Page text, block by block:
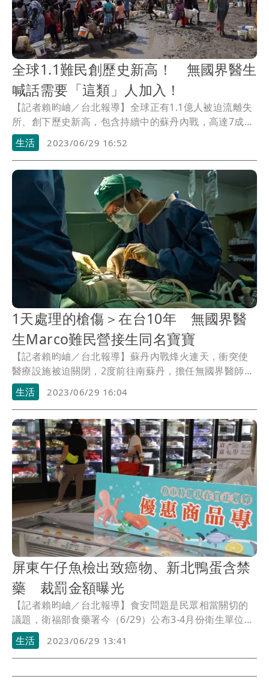
全球1.1難民創歷史新高！ 無國界醫生
喊話需要「這類」人加入！
【記者賴昀岫／台北報導】全球正有1.1億人被迫流離失
所、創下歷史新高，包含持續中的蘇丹內戰，高達7成醫
療建築在衝突中被破壞，就醫的患者中逾半數為槍傷，
而孟加拉的羅興亞難民議題也尚未解決，無國界醫生
（MSF）前往前線提供兒科、營養不良和孕產婦醫療服
務，並開設行動診所，為流離失所者提供醫療和水利衛
生服務。
生活 2023/06/29 16:52
1天處理的槍傷＞在台10年 無國界醫
生Marco難民營接生同名寶寶
【記者賴昀岫／台北報導】蘇丹內戰烽火連天，衝突使
醫療設施被迫關閉，2度前往南蘇丹，擔任無國界醫師的
小兒外科與傷科醫師夏肇聰（Marco）說，在那裡1天經
手的槍傷個案，在台灣10年都沒這麼多；也因為他是難
民營中唯一的外科醫師，除要24小時待命外，還要能急
中生智想克服設備的限制，而他也曾替1名難產的婦女接
生，產婦告訴他，「因為是你用你的手把小孩帶到這個
世界上的」，所以也將孩子取名為「Marco」。
生活 2023/06/29 16:04
屏東午仔魚檢出致癌物、新北鴨蛋含禁
藥 裁罰金額曝光
【記者賴昀岫／台北報導】食安問題是民眾相當關切的
議題，衛福部食藥署今（6/29）公布3-4月份衛生單位檢
測禽畜水產品藥物殘留結果，其中屏東縣衛生局在1款鮮
魚午仔魚中抽到致癌物「還原型孔雀綠」、新北市衛生
局則在鴨蛋中驗到「乃卡巴精」，依規定均不得檢出。
生活 2023/06/29 13:41